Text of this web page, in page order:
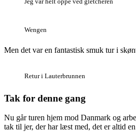
Wengen
Men det var en fantastisk smuk tur i
Retur i Lauterbrunnen
Tak for denne gang
Nu går turen hjem mod Danmark og
tak til jer, der har læst med, det er altid